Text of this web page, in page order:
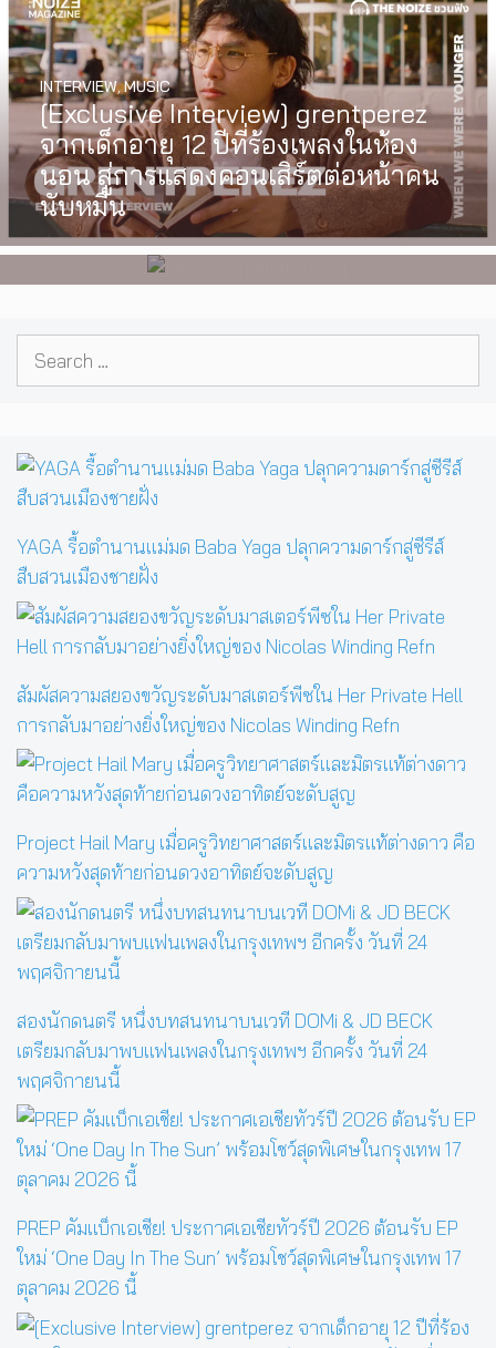
[Exclusive Interview] grentperez
จากเด็กอายุ 12 ปีที่ร้องเพลงในห้อง
นอน สู่การแสดงคอนเสิร์ตต่อหน้าคน
นับหมื่น
INTERVIEW,MUSIC
I Wish You All the Best เรื่องราวของ
วัยรุ่นนอนไบนารี่ กับครอบครัวที่เขา
เลือกได้เอง ผลงานการกำกับ
ภาพยนตร์เรื่องแรกของ Tommy
Dorfman
WATCH,LGBTQIAN+
Search
YAGA รื้อตำนานแม่มด Baba Yaga ปลุกความดาร์กสู่ซีรีส์
สืบสวนเมืองชายฝั่ง
สัมผัสความสยองขวัญระดับมาสเตอร์พีซใน Her Private Hell
การกลับมาอย่างยิ่งใหญ่ของ Nicolas Winding Refn
Project Hail Mary เมื่อครูวิทยาศาสตร์และมิตรแท้ต่างดาว คือ
ความหวังสุดท้ายก่อนดวงอาทิตย์จะดับสูญ
สองนักดนตรี หนึ่งบทสนทนาบนเวที DOMi & JD BECK
เตรียมกลับมาพบแฟนเพลงในกรุงเทพฯ อีกครั้ง วันที่ 24
พฤศจิกายนนี้
PREP คัมแบ็กเอเชีย! ประกาศเอเชียทัวร์ปี 2026 ต้อนรับ EP
ใหม่ ‘One Day In The Sun’ พร้อมโชว์สุดพิเศษในกรุงเทพ 17
ตุลาคม 2026 นี้